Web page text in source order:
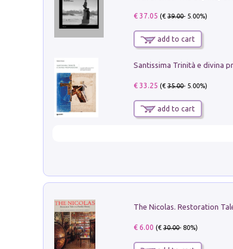
€ 37.05 (€39.00- 5.00%)
add to cart
€ 33.25 (€35.00- 5.00%)
add to cart
€ 6.00 (€30.00- 80%)